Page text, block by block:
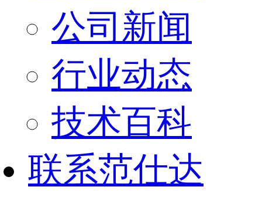
公司新闻
行业动态
技术百科
联系范仕达